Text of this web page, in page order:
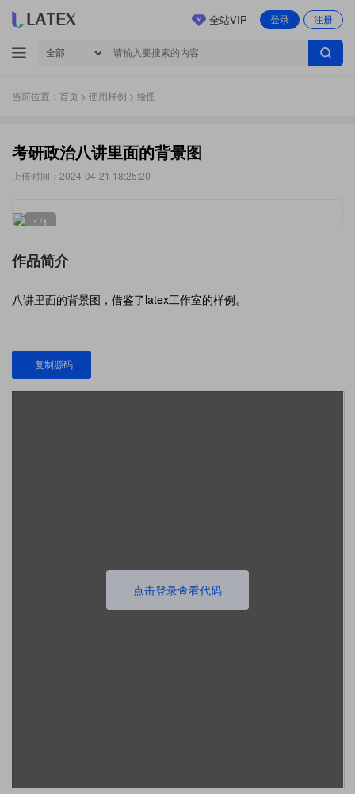
登录 注册
全站VIP
当前位置： 首页 > 使用样例 > 绘图
考研政治八讲里面的背景图
上传时间：2024-04-21 18:25:20
1/1
作品简介
八讲里面的背景图，借鉴了latex工作室的样例。
复制源码
点击登录查看代码